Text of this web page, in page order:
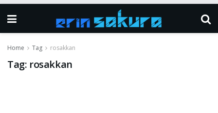
Home Tag rosakkan
Tag: rosakkan